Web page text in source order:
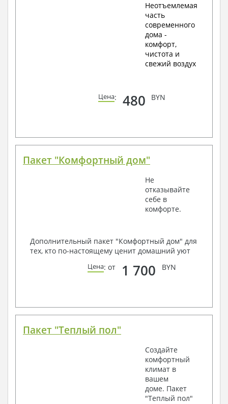
Неотъемлемая
часть
современного
дома -
комфорт,
чистота и
свежий воздух
Цена: 480 BYN
Пакет "Комфортный дом"
Не
отказывайте
себе в
комфорте.
Дополнительный пакет "Комфортный дом" для
тех, кто по-настоящему ценит домашний уют
Цена: от 1 700 BYN
Пакет "Теплый пол"
Создайте
комфортный
климат в
вашем
доме. Пакет
"Теплый пол"